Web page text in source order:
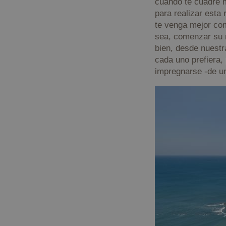
para realizar esta
te venga mejor
sea, comenzar su
bien, desde
cada uno
impregnarse -de
csrftoken
ROLLOUT_TOKEN